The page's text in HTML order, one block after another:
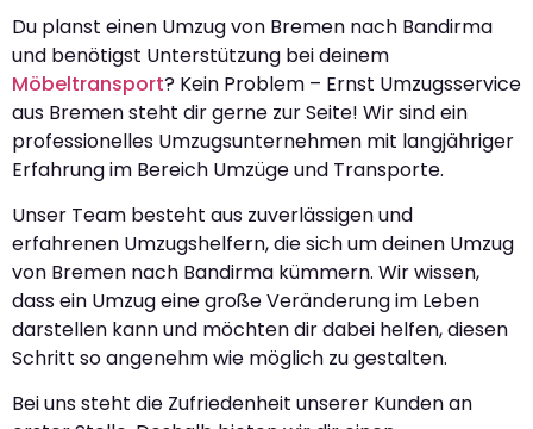
Du planst einen Umzug von Bremen nach Bandirma
und benötigst Unterstützung bei deinem
Möbeltransport? Kein Problem – Ernst Umzugsservice
aus Bremen steht dir gerne zur Seite! Wir sind ein
professionelles Umzugsunternehmen mit langjähriger
Erfahrung im Bereich Umzüge und Transporte.
Unser Team besteht aus zuverlässigen und
erfahrenen Umzugshelfern, die sich um deinen Umzug
von Bremen nach Bandirma kümmern. Wir wissen,
dass ein Umzug eine große Veränderung im Leben
darstellen kann und möchten dir dabei helfen, diesen
Schritt so angenehm wie möglich zu gestalten.
Bei uns steht die Zufriedenheit unserer Kunden an